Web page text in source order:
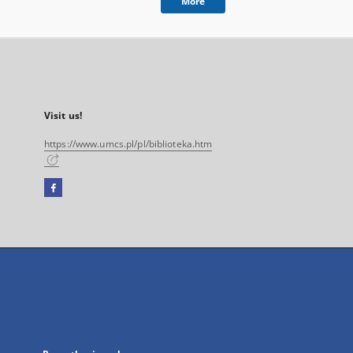
Visit us!
https://www.umcs.pl/pl/biblioteka.htm
Facebook
open